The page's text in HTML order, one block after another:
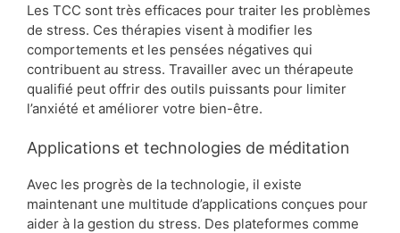
Les TCC sont très efficaces pour traiter les problèmes
de stress. Ces thérapies visent à modifier les
comportements et les pensées négatives qui
contribuent au stress. Travailler avec un thérapeute
qualifié peut offrir des outils puissants pour limiter
l’anxiété et améliorer votre bien-être.
Applications et technologies de méditation
Avec les progrès de la technologie, il existe
maintenant une multitude d’applications conçues pour
aider à la gestion du stress. Des plateformes comme